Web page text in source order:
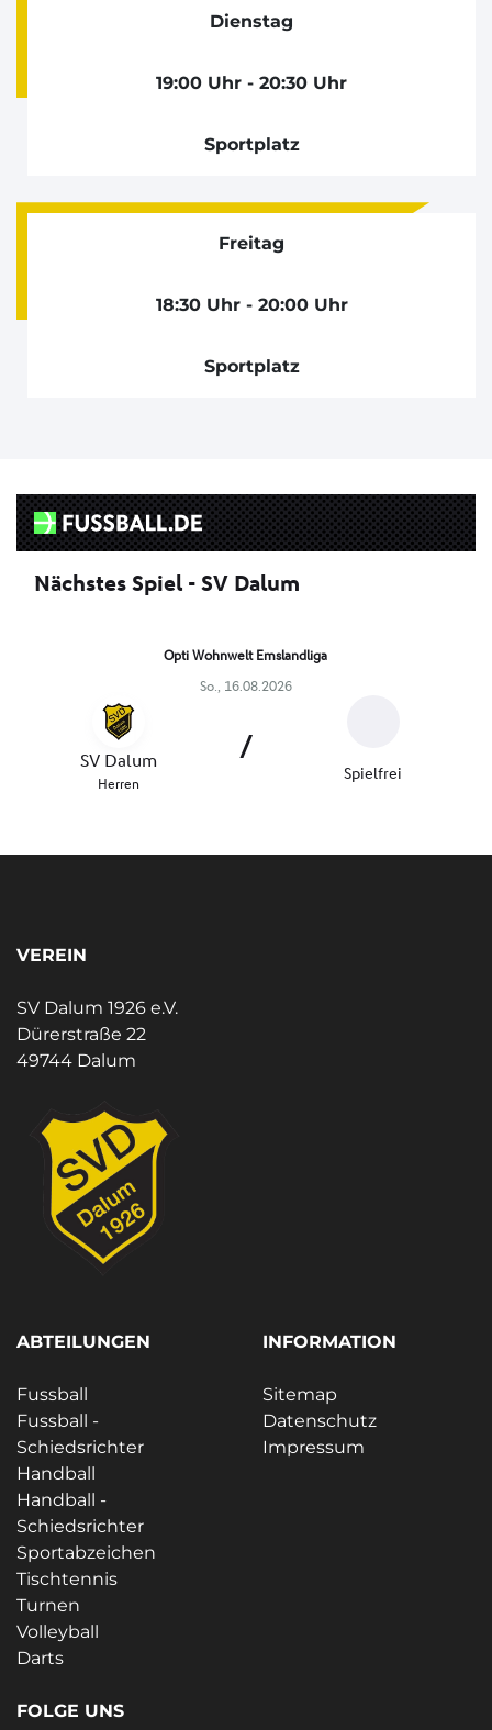
Dienstag
19:00 Uhr - 20:30 Uhr
Sportplatz
Freitag
18:30 Uhr - 20:00 Uhr
Sportplatz
VEREIN
SV Dalum 1926 e.V.
Dürerstraße 22
49744 Dalum
ABTEILUNGEN
Fussball
Fussball -
Schiedsrichter
Handball
Handball -
Schiedsrichter
Sportabzeichen
Tischtennis
Turnen
Volleyball
Darts
INFORMATION
Sitemap
Datenschutz
Impressum
FOLGE UNS